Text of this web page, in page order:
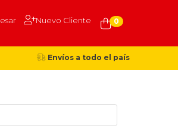
Nuevo Cliente 0
Envíos a todo el país